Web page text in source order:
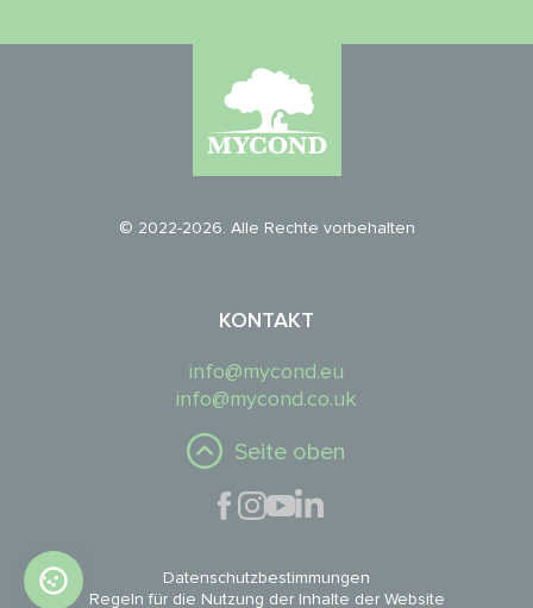
© 2022-2026. Alle Rechte vorbehalten
KONTAKT
info@mycond.eu
info@mycond.co.uk
Seite oben
Datenschutzbestimmungen
Regeln für die Nutzung der Inhalte der Website